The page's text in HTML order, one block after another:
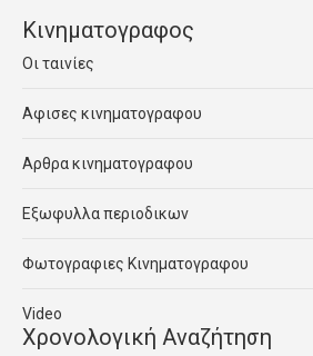
Κινηματογραφος
Οι ταινίες
Αφισες κινηματογραφου
Αρθρα κινηματογραφου
Εξωφυλλα περιοδικων
Φωτογραφιες Κινηματογραφου
Video
Χρονολογική Αναζήτηση